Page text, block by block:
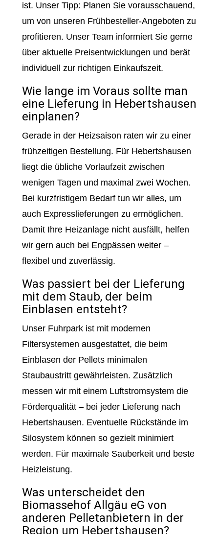
ist. Unser Tipp: Planen Sie vorausschauend,
um von unseren Frühbesteller-Angeboten zu
profitieren. Unser Team informiert Sie gerne
über aktuelle Preisentwicklungen und berät
individuell zur richtigen Einkaufszeit.
Wie lange im Voraus sollte man
eine Lieferung in Hebertshausen
einplanen?
Gerade in der Heizsaison raten wir zu einer
frühzeitigen Bestellung. Für Hebertshausen
liegt die übliche Vorlaufzeit zwischen
wenigen Tagen und maximal zwei Wochen.
Bei kurzfristigem Bedarf tun wir alles, um
auch Expresslieferungen zu ermöglichen.
Damit Ihre Heizanlage nicht ausfällt, helfen
wir gern auch bei Engpässen weiter –
flexibel und zuverlässig.
Was passiert bei der Lieferung
mit dem Staub, der beim
Einblasen entsteht?
Unser Fuhrpark ist mit modernen
Filtersystemen ausgestattet, die beim
Einblasen der Pellets minimalen
Staubaustritt gewährleisten. Zusätzlich
messen wir mit einem Luftstromsystem die
Förderqualität – bei jeder Lieferung nach
Hebertshausen. Eventuelle Rückstände im
Silosystem können so gezielt minimiert
werden. Für maximale Sauberkeit und beste
Heizleistung.
Was unterscheidet den
Biomassehof Allgäu eG von
anderen Pelletanbietern in der
Region um Hebertshausen?